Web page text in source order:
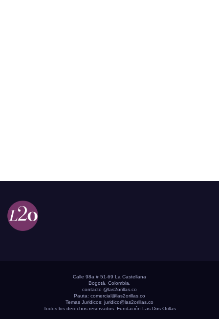
Calle 98a # 51-69 La Castellana
Bogotá, Colombia.
contacto @las2orillas.co
Pauta: comercial@las2orillas.co
Temas Juridicos: juridico@las2orillas.co
Todos los derechos reservados. Fundación Las Dos Orillas